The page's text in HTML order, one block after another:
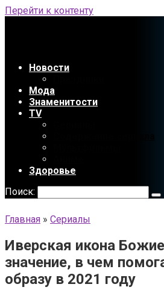
Перейти к контенту
Новости
Мода
Знаменитости
TV
Здоровье
Поиск:
Главная » Сериалы
Иверская икона
значение, в чем
образу в 2021 году